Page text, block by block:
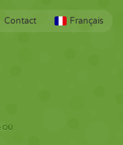
Contact Français
OÜ